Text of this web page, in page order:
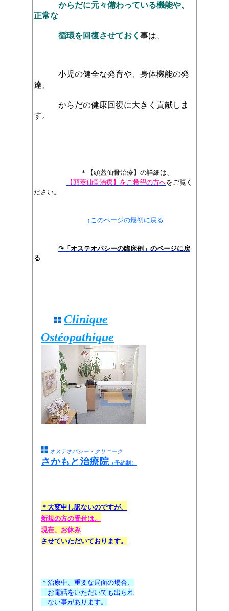
からだに元々備わっている機能や、
正常な
循環を回復させておく 事は、
小児の健全な発育や、 身体機能の発
達、
からだの健康回復に大きく貢献しま
す。
＊【頭蓋仙骨治療】の詳細は、
【頭蓋仙骨治療】をご希望の方へをご覧く
ださい。
↑このページの最初に戻る
↷「オステオパシーの臨床例」のページに戻
る
Clinique
Ostéopathique
オステオパシー・クリニーク
さかもと治療院（予約制）
＊大変申し訳ないのですが、
新規の方の受付は、
現在、お休み
させていただいております。
＊治療中、重要な局面の場合、
お電話をいただいても出られ
ない事があります。